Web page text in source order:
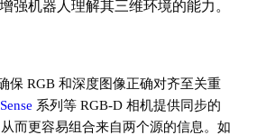
强机器人理解其三维环境的能力。
保 RGB 和深度图像正确对齐至关重
系列等 RGB-D 相机提供同步的
而更容易组合来自两个源的信息。如